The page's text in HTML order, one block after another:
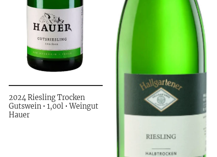
2024 Riesling Trocken
Gutswein • 1,00l • Weingut
Hauer